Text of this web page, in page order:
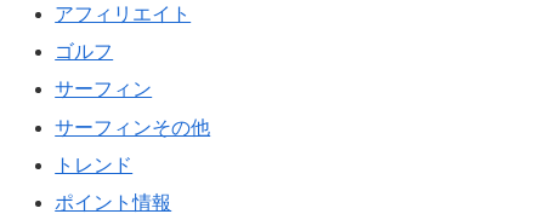
アフィリエイト
ゴルフ
サーフィン
サーフィンその他
トレンド
ポイント情報